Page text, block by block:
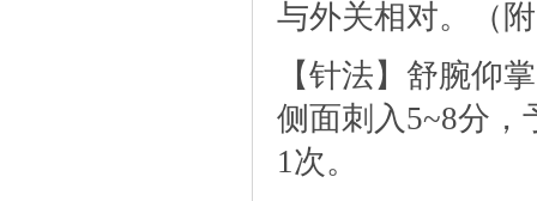
与外关相对。（
【针法】舒腕仰
侧面刺入5~8分，
1次。